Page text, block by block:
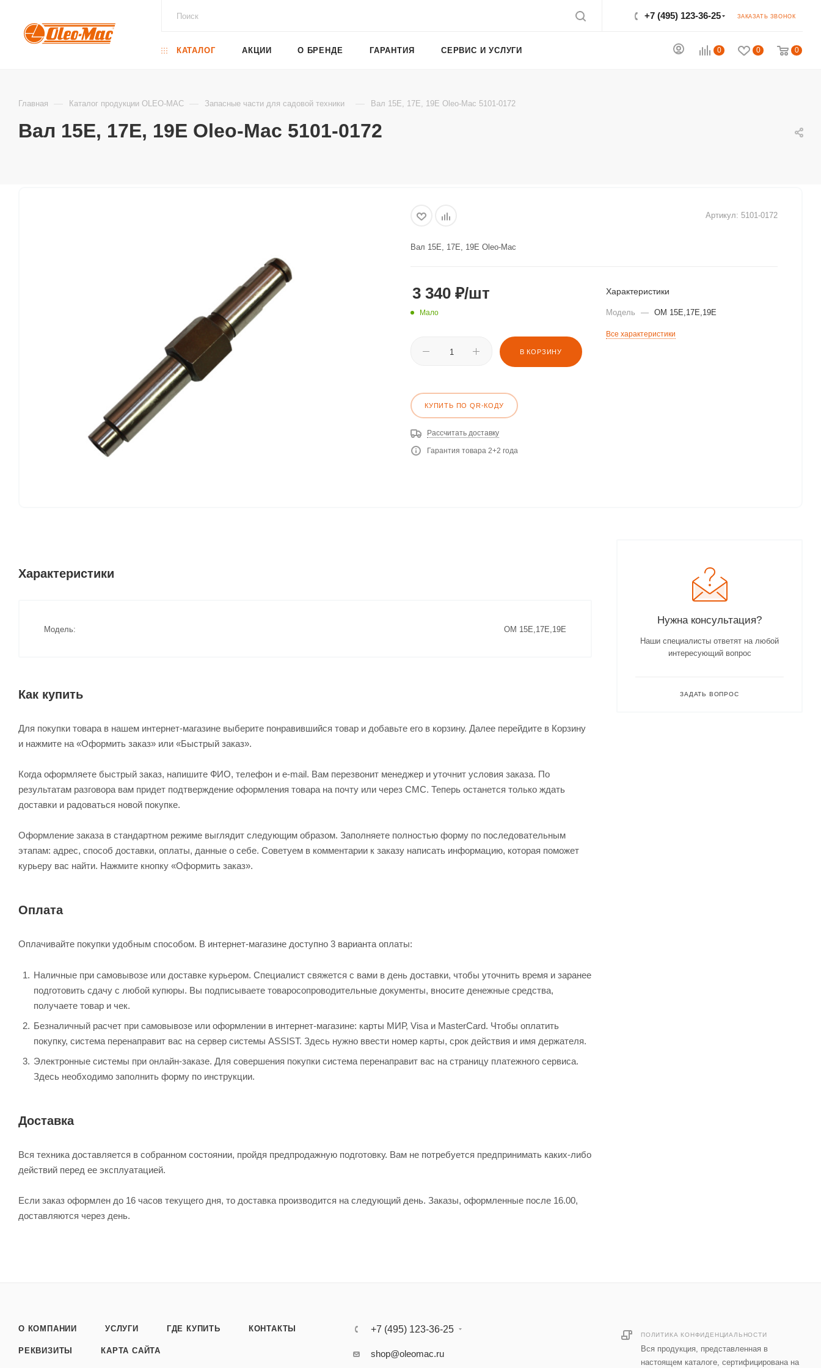
+7 (495) 123-36-25‬ ЗАКАЗАТЬ ЗВОНОК
0 0 0
КАТАЛОГ АКЦИИ О БРЕНДЕ ГАРАНТИЯ СЕРВИС И УСЛУГИ
Главная — Каталог продукции OLEO-MAC — Запасные части для садовой техники — Вал 15E, 17E, 19E Oleo-Mac 5101-0172
Вал 15E, 17E, 19E Oleo-Mac 5101-0172
Артикул: 5101-0172
Вал 15E, 17E, 19E Oleo-Mac
3 340 ₽/шт
Мало
В КОРЗИНУ
КУПИТЬ ПО QR-КОДУ
Рассчитать доставку
Гарантия товара 2+2 года
Характеристики
Модель — OM 15E,17E,19E
Все характеристики
Характеристики
Модель OM 15E,17E,19E
Как купить
Для покупки товара в нашем интернет-магазине выберите понравившийся товар и добавьте его в корзину. Далее перейдите в Корзину
и нажмите на «Оформить заказ» или «Быстрый заказ».
Когда оформляете быстрый заказ, напишите ФИО, телефон и e-mail. Вам перезвонит менеджер и уточнит условия заказа. По
результатам разговора вам придет подтверждение оформления товара на почту или через СМС. Теперь останется только ждать
доставки и радоваться новой покупке.
Оформление заказа в стандартном режиме выглядит следующим образом. Заполняете полностью форму по последовательным
этапам: адрес, способ доставки, оплаты, данные о себе. Советуем в комментарии к заказу написать информацию, которая поможет
курьеру вас найти. Нажмите кнопку «Оформить заказ».
Оплата
Оплачивайте покупки удобным способом. В интернет-магазине доступно 3 варианта оплаты:
Наличные при самовывозе или доставке курьером. Специалист свяжется с вами в день доставки, чтобы уточнить время и заранее
подготовить сдачу с любой купюры. Вы подписываете товаросопроводительные документы, вносите денежные средства,
получаете товар и чек.
Безналичный расчет при самовывозе или оформлении в интернет-магазине: карты МИР, Visa и MasterCard. Чтобы оплатить
покупку, система перенаправит вас на сервер системы ASSIST. Здесь нужно ввести номер карты, срок действия и имя держателя.
Электронные системы при онлайн-заказе. Для совершения покупки система перенаправит вас на страницу платежного сервиса.
Здесь необходимо заполнить форму по инструкции.
Доставка
Вся техника доставляется в собранном состоянии, пройдя предпродажную подготовку. Вам не потребуется предпринимать каких-либо
действий перед ее эксплуатацией.
Если заказ оформлен до 16 часов текущего дня, то доставка производится на следующий день. Заказы, оформленные после 16.00,
доставляются через день.
Нужна консультация?
Наши специалисты ответят на любой
интересующий вопрос
ЗАДАТЬ ВОПРОС
О КОМПАНИИ УСЛУГИ ГДЕ КУПИТЬ КОНТАКТЫ
РЕКВИЗИТЫ КАРТА САЙТА
+7 (495) 123-36-25‬
shop@oleomac.ru
ПОЛИТИКА КОНФИДЕНЦИАЛЬНОСТИ
Вся продукция, представленная в
настоящем каталоге, сертифицирована на